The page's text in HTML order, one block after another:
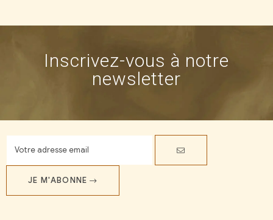
Inscrivez-vous à notre
newsletter
JE M'ABONNE